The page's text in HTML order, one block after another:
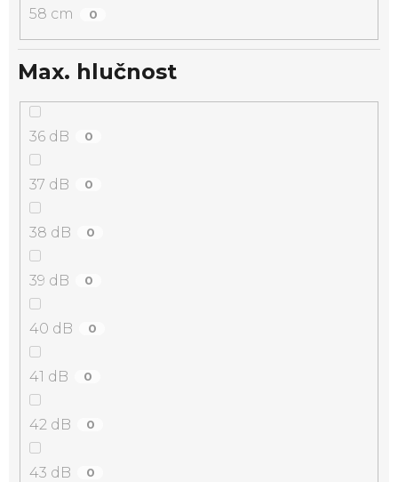
58 cm 0
Max. hlučnost
36 dB 0
37 dB 0
38 dB 0
39 dB 0
40 dB 0
41 dB 0
42 dB 0
43 dB 0